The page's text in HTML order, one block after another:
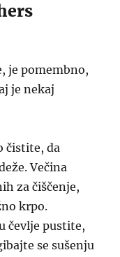
je pomembno,
je nekaj
čistite, da
Večina
za čiščenje,
krpo.
čevlje pustite,
se sušenju